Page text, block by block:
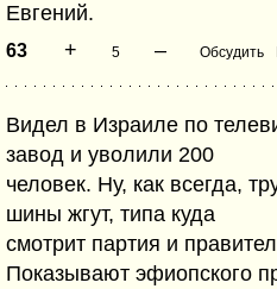
Евгений.
63 + 5 – Обсудить
Видел в Израиле по
завод и уволили 200
человек. Ну, как всегда,
шины жгут, типа куда
смотрит партия и
Показывают эфиопского